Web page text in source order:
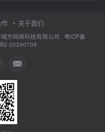
作 关于我们
域方网络科技有限公司 · 粤ICP备
20240709